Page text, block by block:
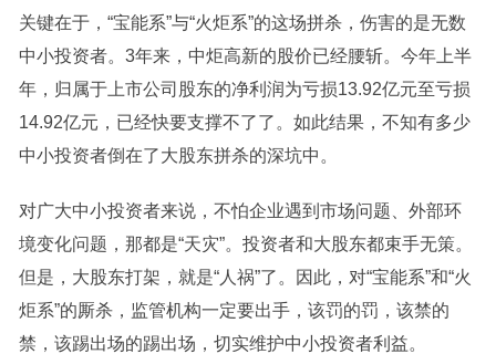
关键在于，“宝能系”与“火炬系”的这场拼杀，伤害的是无数
中小投资者。3年来，中炬高新的股价已经腰斩。今年上半
年，归属于上市公司股东的净利润为亏损13.92亿元至亏损
14.92亿元，已经快要支撑不了了。如此结果，不知有多少
中小投资者倒在了大股东拼杀的深坑中。
对广大中小投资者来说，不怕企业遇到市场问题、外部环
境变化问题，那都是“天灾”。投资者和大股东都束手无策。
但是，大股东打架，就是“人祸”了。因此，对“宝能系”和“火
炬系”的厮杀，监管机构一定要出手，该罚的罚，该禁的
禁，该踢出场的踢出场，切实维护中小投资者利益。